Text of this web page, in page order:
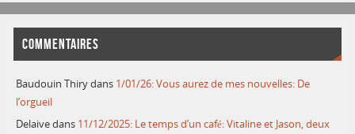
COMMENTAIRES
Baudouin Thirydans 1/01/26: Vous aurez de mes nouvelles: De
l’orgueil
Delaivedans 11/12/2025: Le temps d’un café: Vitaline et Jason, deux